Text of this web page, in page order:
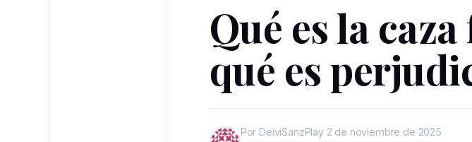
Qué es la
qué es
Por DeiviSanzPlay 2 de noviembre de 2025